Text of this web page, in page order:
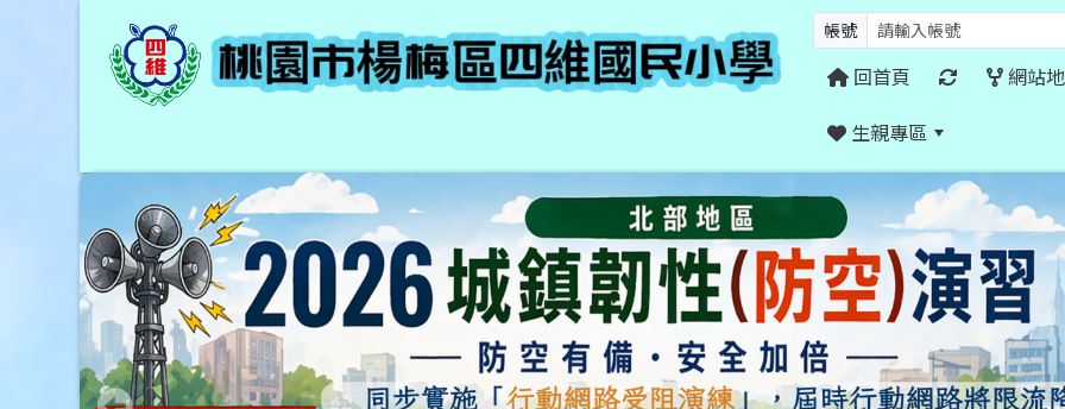
帳號
回首頁 網站
生親專區